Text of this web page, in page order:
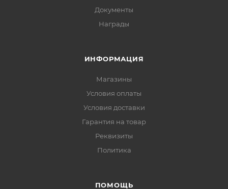
Документы
Награды
ИНФОРМАЦИЯ
Магазины
Условия оплаты
Условия доставки
Гарантия на товар
Реквизиты
Политика
ПОМОЩЬ